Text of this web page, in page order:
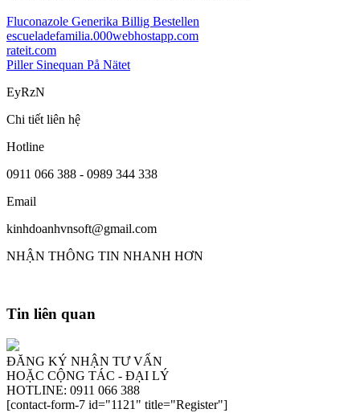
Fluconazole Generika Billig Bestellen
escueladefamilia.000webhostapp.com
rateit.com
Piller Sinequan På Nätet
EyRzN
Chi tiết liên hệ
Hotline
0911 066 388 - 0989 344 338
Email
kinhdoanhvnsoft@gmail.com
NHẬN THÔNG TIN NHANH HƠN
Tin liên quan
ĐĂNG KÝ NHẬN TƯ VẤN
HOẶC CỘNG TÁC - ĐẠI LÝ
HOTLINE: 0911 066 388
[contact-form-7 id="1121" title="Register"]